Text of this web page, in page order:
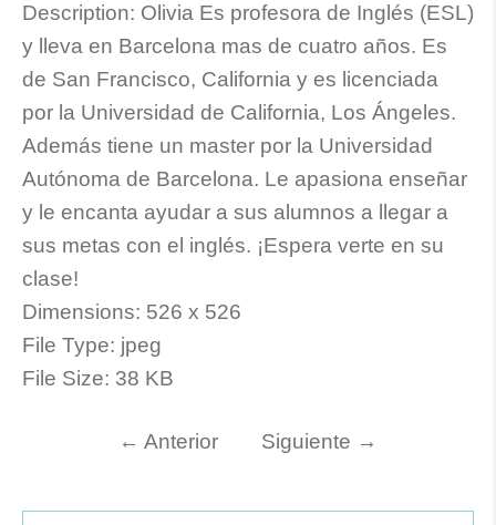
Description: Olivia Es profesora de Inglés (ESL)
y lleva en Barcelona mas de cuatro años. Es
de San Francisco, California y es licenciada
por la Universidad de California, Los Ángeles.
Además tiene un master por la Universidad
Autónoma de Barcelona. Le apasiona enseñar
y le encanta ayudar a sus alumnos a llegar a
sus metas con el inglés. ¡Espera verte en su
clase!
Dimensions: 526 x 526
File Type: jpeg
File Size: 38 KB
← Anterior Siguiente →